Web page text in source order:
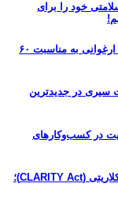
خود را برای
رونمایی از دوج چارجر ۲۰۲۷ با رنگ نوستالژیک ارغوانی به مناسبت ۶۰
در جدیدترین
در کسب‌وکارهای
پایان مخالفت انجمن کلانترهای آمریکا با لایحه کلاریتی (CLARITY Act)؛